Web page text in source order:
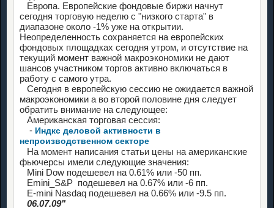
Европа. Европейские фондовые биржи начнут
сегодня торговую неделю с "низкого старта" в
диапазоне около -1% уже на открытии.
Неопределенность сохраняется на европейских
фондовых площадках сегодня утром, и отсутствие на
текущий момент важной макроэкономики не дают
шансов участником торгов активно включаться в
работу с самого утра.
Сегодня в европейскую сессию не ожидается важной
макроэкономики а во второй половине дня следует
обратить внимание на следующее:
Американская торговая сессия:
- Индкс деловой активности в
непроизводственном секторе
На момент написания статьи цены на американские
фьючерсы имели следующие значения:
Mini Dow подешевел на 0.61% или -50 пп.
Emini_S&P подешевел на 0.67% или -6 пп.
E-mini Nasdaq подешевел на 0.66% или -9.5 пп.
06.07.09"